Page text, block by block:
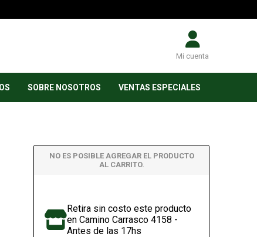
Mi cuenta
SOBRE NOSOTROS VENTAS ESPECIALES
NO ES POSIBLE AGREGAR EL PRODUCTO
AL CARRITO.
Retira sin costo este producto
en Camino Carrasco 4158 -
Antes de las 17hs